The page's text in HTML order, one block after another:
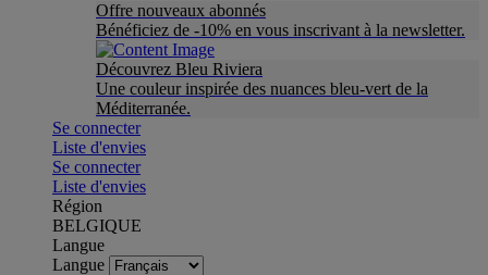
Offre nouveaux abonnés
Bénéficiez de -10% en vous inscrivant à la newsletter.
Découvrez Bleu Riviera
Une couleur inspirée des nuances bleu-vert de la
Méditerranée.
Se connecter
Liste d'envies
Se connecter
Liste d'envies
Région
BELGIQUE
Langue
Langue